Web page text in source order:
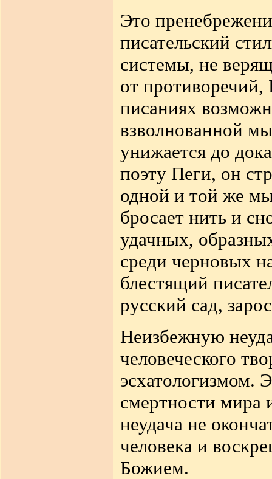
Это
писательский
системы, не
от противоречий,
писаниях
взволнованной
унижается до
поэту Пеги, он
одной и той же
бросает нить и
удачных,
среди черновых
блестящий
русский сад,
Неизбежную
человеческого
эсхатологизмом.
смертности мира
неудача не
человека и
Божием.